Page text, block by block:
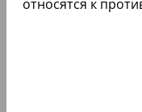
относятся к